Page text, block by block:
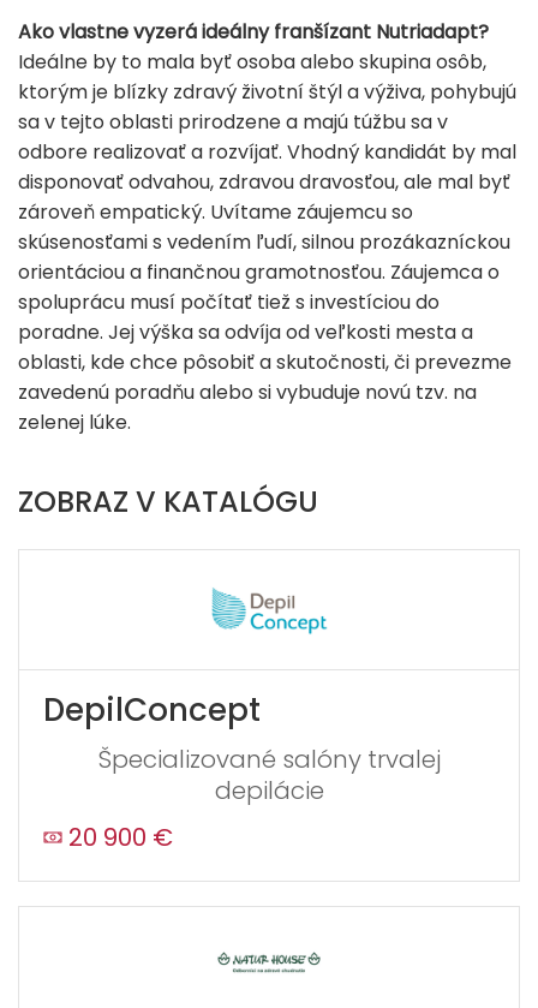
Ako vlastne vyzerá ideálny franšízant Nutriadapt?
Ideálne by to mala byť osoba alebo skupina osôb,
ktorým je blízky zdravý životní štýl a výživa, pohybujú
sa v tejto oblasti prirodzene a majú túžbu sa v
odbore realizovať a rozvíjať. Vhodný kandidát by mal
disponovať odvahou, zdravou dravosťou, ale mal byť
zároveň empatický. Uvítame záujemcu so
skúsenosťami s vedením ľudí, silnou prozákazníckou
orientáciou a finančnou gramotnosťou. Záujemca o
spoluprácu musí počítať tiež s investíciou do
poradne. Jej výška sa odvíja od veľkosti mesta a
oblasti, kde chce pôsobiť a skutočnosti, či prevezme
zavedenú poradňu alebo si vybuduje novú tzv. na
zelenej lúke.
ZOBRAZ V KATALÓGU
DepilConcept
Špecializované salóny trvalej
depilácie
20 900 €